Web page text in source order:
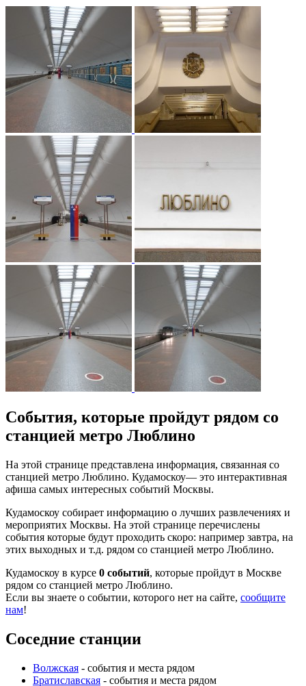
События, которые пройдут рядом со
станцией метро Люблино
На этой странице представлена информация, связанная со
станцией метро Люблино. Кудамоскоу— это интерактивная
афиша самых интересных событий Москвы.
Кудамоскоу собирает информацию о лучших развлечениях и
мероприятих Москвы. На этой странице перечислены
события которые будут проходить скоро: например завтра, на
этих выходных и т.д. рядом со станцией метро Люблино.
Кудамоскоу в курсе 0 событий, которые пройдут в Москве
рядом со станцией метро Люблино.
Если вы знаете о событии, которого нет на сайте, сообщите
нам!
Соседние станции
Волжская - события и места рядом
Братиславская - события и места рядом